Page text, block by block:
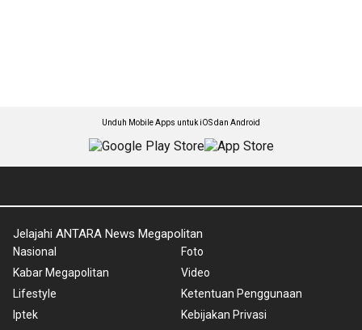
Unduh Mobile Apps untuk iOS dan Android
Jelajahi ANTARA News Megapolitan
Nasional
Kabar Megapolitan
Lifestyle
Iptek
Foto
Video
Ketentuan Penggunaan
Kebijakan Privasi